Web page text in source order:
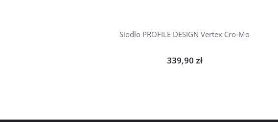
Siodło PROFILE DESIGN Vertex Cro-Mo
339,90 zł